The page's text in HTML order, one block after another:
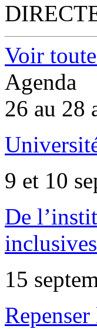
Voir
Agenda
26 au 28
9 et 10
De
inclusives
15